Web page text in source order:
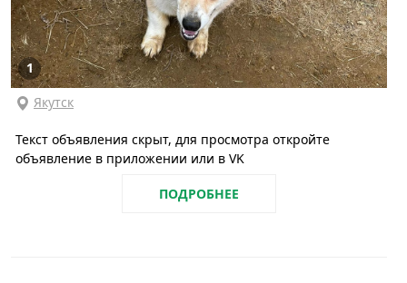
1
Якутск
Текст объявления скрыт, для просмотра откройте
объявление в приложении или в VK
ПОДРОБНЕЕ